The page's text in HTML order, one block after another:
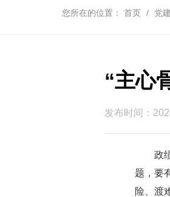
您所在的位置： 首页 党
“主心
发布时间：
政绩
题，要
险、渡